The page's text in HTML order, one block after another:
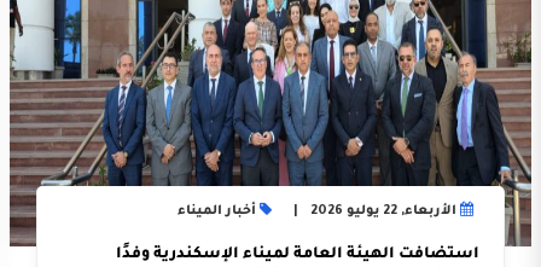
الأربعاء, 22 يوليو 2026 أخبار الميناء
استضافت الهيئة العامة لميناء الإسكندرية وفدًا